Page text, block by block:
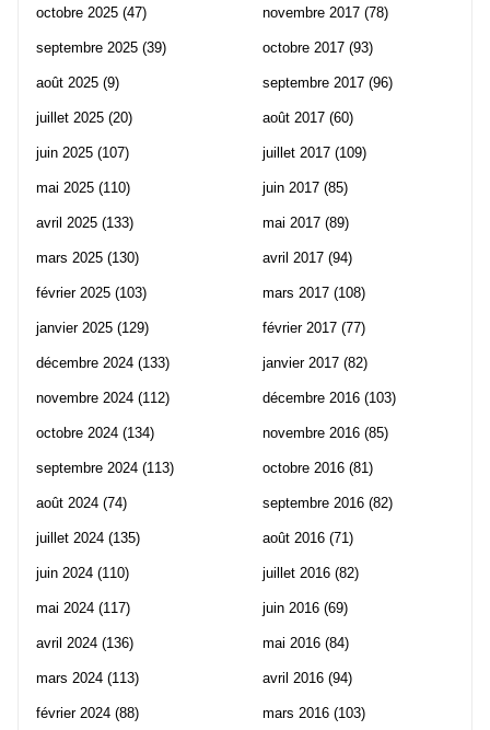
octobre 2025 (47)
septembre 2025 (39)
août 2025 (9)
juillet 2025 (20)
juin 2025 (107)
mai 2025 (110)
avril 2025 (133)
mars 2025 (130)
février 2025 (103)
janvier 2025 (129)
décembre 2024 (133)
novembre 2024 (112)
octobre 2024 (134)
septembre 2024 (113)
août 2024 (74)
juillet 2024 (135)
juin 2024 (110)
mai 2024 (117)
avril 2024 (136)
mars 2024 (113)
février 2024 (88)
novembre 2017 (78)
octobre 2017 (93)
septembre 2017 (96)
août 2017 (60)
juillet 2017 (109)
juin 2017 (85)
mai 2017 (89)
avril 2017 (94)
mars 2017 (108)
février 2017 (77)
janvier 2017 (82)
décembre 2016 (103)
novembre 2016 (85)
octobre 2016 (81)
septembre 2016 (82)
août 2016 (71)
juillet 2016 (82)
juin 2016 (69)
mai 2016 (84)
avril 2016 (94)
mars 2016 (103)